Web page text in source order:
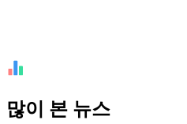
많이 본 뉴스